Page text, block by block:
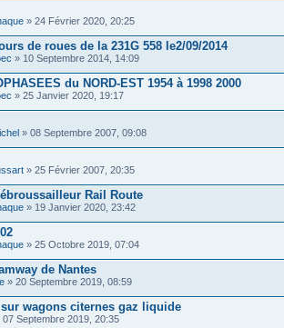
» 24 Février 2020, 20:25
de roues de la 231G 558 le2/09/2014
» 10 Septembre 2014, 14:09
du NORD-EST 1954 à 1998 2000
» 25 Janvier 2020, 19:17
» 08 Septembre 2007, 09:08
» 25 Février 2007, 20:35
Rail Route
» 19 Janvier 2020, 23:42
» 25 Octobre 2019, 07:04
de Nantes
» 20 Septembre 2019, 08:59
wagons citernes gaz liquide
07 Septembre 2019, 20:35